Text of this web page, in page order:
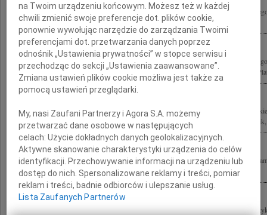
Irenie Olechowskiej wyrazy serdecznego współczucia z powodu śmierci
Witold Daniłowiczowie
Z żalem żegnam Andrzeja Olechowskiego pierwszego zastępcę prezesa
1989-1991, ministra spraw zagranicznych w latach 1993-1995, współzałożyciela
Z głębokim żalem żegnamy Śp. Andrzeja Olechowskiego dziękując Mu za
łącząc się w bólu z Ireną, Marcinem, Jackiem i całą Rodziną Maria, Łukasz,
Są ludzie, których się nie zapomina. Wspominając wspólnie spędzone chwile
Olechowskiego Łączymy się w smutku z Ireną i całą Rodziną Ania i Wojtek...
Z głębokim smutkiem żegnam doktora Andrzeja Olechowskiego męża stanu,
na Twoim urządzeniu końcowym. Możesz też w każdej
chwili zmienić swoje preferencje dot. plików cookie,
ponownie wywołując narzędzie do zarządzania Twoimi
preferencjami dot. przetwarzania danych poprzez
odnośnik „Ustawienia prywatności” w stopce serwisu i
przechodząc do sekcji „Ustawienia zaawansowane”.
Zmiana ustawień plików cookie możliwa jest także za
pomocą ustawień przeglądarki.
My, nasi Zaufani Partnerzy i Agora S.A. możemy
przetwarzać dane osobowe w następujących
celach:Użycie dokładnych danych geolokalizacyjnych.
Aktywne skanowanie charakterystyki urządzenia do celów
identyfikacji. Przechowywanie informacji na urządzeniu lub
dostęp do nich. Spersonalizowane reklamy i treści, pomiar
reklam i treści, badnie odbiorców i ulepszanie usług.
Lista Zaufanych Partnerów